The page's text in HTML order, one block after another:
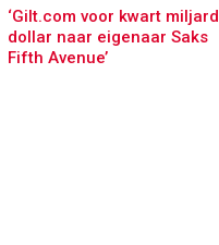
‘Gilt.com voor kwart miljard
dollar naar eigenaar Saks
Fifth Avenue’